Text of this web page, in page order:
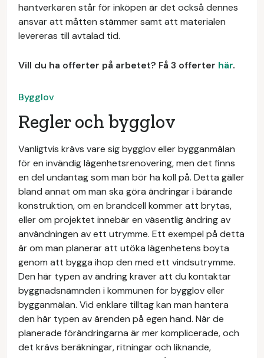
hantverkaren står för inköpen är det också dennes
ansvar att måtten stämmer samt att materialen
levereras till avtalad tid.
Vill du ha offerter på arbetet? Få 3 offerter här.
Bygglov
Regler och bygglov
Vanligtvis krävs vare sig bygglov eller bygganmälan
för en invändig lägenhetsrenovering, men det finns
en del undantag som man bör ha koll på. Detta gäller
bland annat om man ska göra ändringar i bärande
konstruktion, om en brandcell kommer att brytas,
eller om projektet innebär en väsentlig ändring av
användningen av ett utrymme. Ett exempel på detta
är om man planerar att utöka lägenhetens boyta
genom att bygga ihop den med ett vindsutrymme.
Den här typen av ändring kräver att du kontaktar
byggnadsnämnden i kommunen för bygglov eller
bygganmälan. Vid enklare tilltag kan man hantera
den här typen av ärenden på egen hand. När de
planerade förändringarna är mer komplicerade, och
det krävs beräkningar, ritningar och liknande,